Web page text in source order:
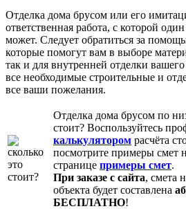
Отделка дома брусом или его
ответственная работа, с которой
может. Следует обратиться за
которые помогут вам в выборе
так и для внутренней отделки
все необходимые строительные и
все ваши пожелания.
Отделка дома брусом по
стоит? Воспользуйтесь
калькулятором расчёта
посмотрите примеры смет
странице примеры смет.
При заказе с сайта, смета
объекта будет составлена
БЕСПЛАТНО!